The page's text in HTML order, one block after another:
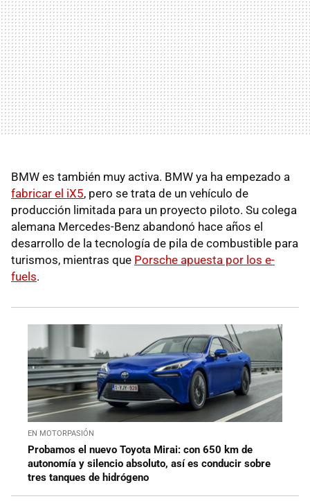
BMW es también muy activa. BMW ya ha empezado a
fabricar el iX5, pero se trata de un vehículo de
producción limitada para un proyecto piloto. Su colega
alemana Mercedes-Benz abandonó hace años el
desarrollo de la tecnología de pila de combustible para
turismos, mientras que Porsche apuesta por los e-
fuels.
EN MOTORPASIÓN
Probamos el nuevo Toyota Mirai: con 650 km de
autonomía y silencio absoluto, así es conducir sobre
tres tanques de hidrógeno